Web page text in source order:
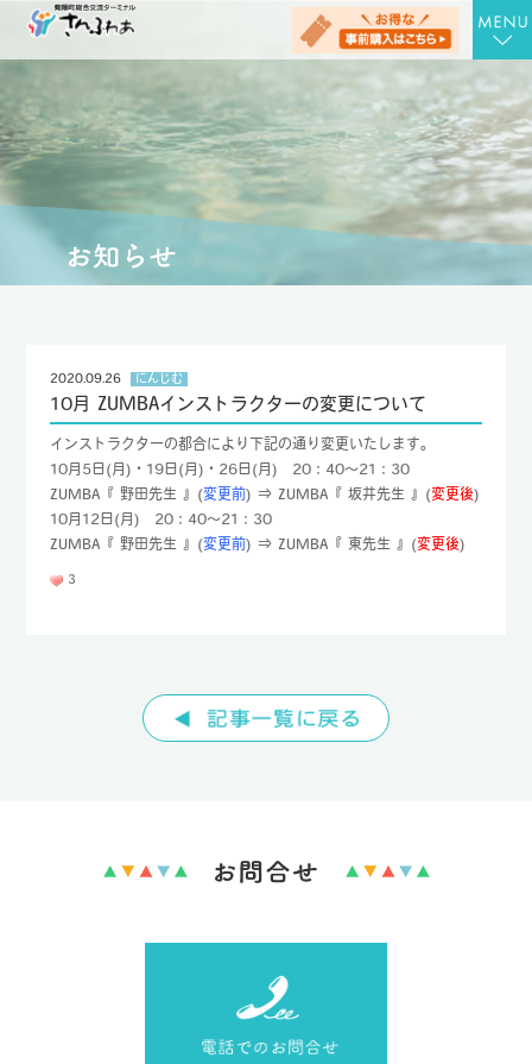
さんさんの湯
お食事処 さん膳
健康増進施設 にんじむ
お問合せ
アクセス
お知らせ
2020.09.26 にんじむ
10月 ZUMBAインストラクターの変更について
インストラクターの都合により下記の通り変更いたします。
10月5日(月)・19日(月)・26日(月) 20：40～21：30
ZUMBA『 野田先生 』(変更前) ⇒ ZUMBA『 坂井先生 』(変更後)
10月12日(月) 20：40～21：30
ZUMBA『 野田先生 』(変更前) ⇒ ZUMBA『 東先生 』(変更後)
3